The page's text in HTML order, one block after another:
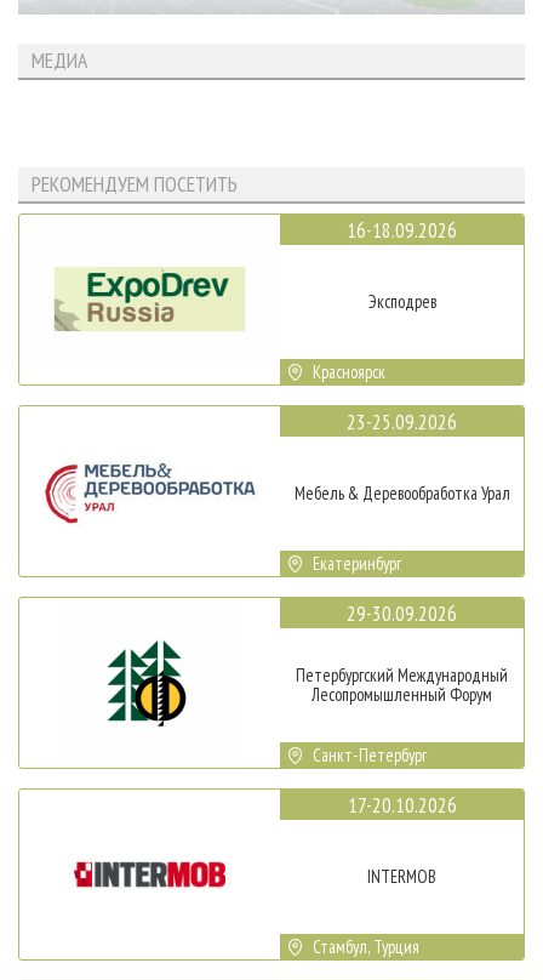
МЕДИА
РЕКОМЕНДУЕМ ПОСЕТИТЬ
16-18.09.2026
Эксподрев
Красноярск
23-25.09.2026
Мебель & Деревообработка Урал
Екатеринбург
29-30.09.2026
Петербургский Международный
Лесопромышленный Форум
Санкт-Петербург
17-20.10.2026
INTERMOB
Стамбул, Турция